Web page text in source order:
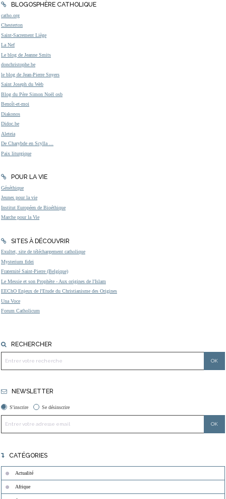
BLOGOSPHÈRE CATHOLIQUE
catho.org
Chesterton
Saint-Sacrement Liège
La Nef
Le blog de Jeanne Smits
donchristophe.be
le blog de Jean-Pierre Snyers
Saint Joseph du Web
Blog du Père Simon Noël osb
Benoît-et-moi
Diakonos
Didoc.be
Aleteia
De Charybde en Scylla ...
Paix liturgique
POUR LA VIE
Généthique
Jeunes pour la vie
Institut Européen de Bioéthique
Marche pour la Vie
SITES À DÉCOUVRIR
Exultet, site de téléchargement catholique
Mysterium fidei
Fraternité Saint-Pierre (Belgique)
Le Messie et son Prophète - Aux origines de l'Islam
EEChO Enjeux de l'Etude du Christianisme des Origines
Una Voce
Forum Catholicum
RECHERCHER
NEWSLETTER
S'inscrire Se désinscrire
CATÉGORIES
Actualité
Afrique